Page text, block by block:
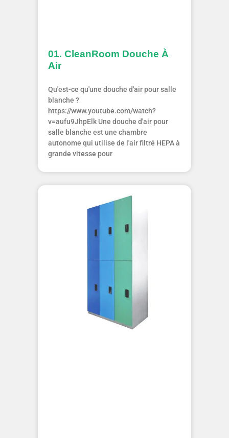
01. CleanRoom Douche À
Air
Qu'est-ce qu'une douche d'air pour salle
blanche ?
https://www.youtube.com/watch?
v=aufu9JhpElk Une douche d'air pour
salle blanche est une chambre
autonome qui utilise de l'air filtré HEPA à
grande vitesse pour